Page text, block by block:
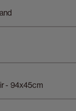
- 94x45cm